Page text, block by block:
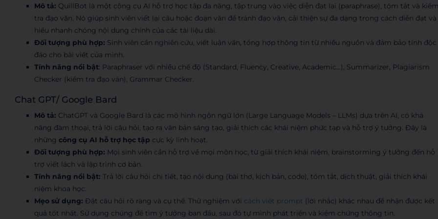
Mô tả: QuillBot là một công cụ AI hỗ trợ học tập đa năng, tập trung vào việc diễn đạt lại (paraphrase), tóm tắt và
tra đạo văn. Nó giúp sinh viên viết lại câu hoặc đoạn văn để tránh đạo văn, cải thiện sự đa dạng trong cách diễn đạt và
hiểu nhanh chóng nội dung chính của các tài liệu dài.
Đối tượng phù hợp: Sinh viên cần nghiên cứu, viết luận văn, tổng hợp thông tin từ nhiều nguồn và đảm bảo tính độc
đáo cho bài viết của mình.
Tính năng nổi bật: Paraphraser với nhiều chế độ (Standard, Fluency, Creative, Academic…), Summarizer, Plagiarism
Checker (kiểm tra đạo văn), Grammar Checker.
Chat GPT/ Google Bard
Mô tả: ChatGPT và Google Bard là các mô hình ngôn ngữ lớn (Large Language Models – LLMs) dựa trên AI, có khả
năng đàm thoại, trả lời câu hỏi, tạo ra văn bản sáng tạo, giải thích các khái niệm phức tạp và hỗ trợ ý tưởng. Đây là
những công cụ AI hỗ trợ học tập cực kỳ linh hoạt.
Đối tượng phù hợp: Mọi sinh viên cần hỗ trợ về mọi môn học, từ giải thích khái niệm, brainstorming ý tưởng đến hỗ
trợ viết lách và lập trình cơ bản.
Tính năng nổi bật: Trả lời câu hỏi chi tiết, tạo nội dung (bài thơ, kịch bản, code), tóm tắt, dịch thuật, giải thích khái
niệm khoa học.
Mẹo sử dụng: Đặt câu hỏi rõ ràng và cụ thể. Thử nghiệm với cách viết prompt (lời nhắc) khác nhau để nhận được kết
quả tốt nhất. Sử dụng chúng để tìm ý tưởng ban đầu, sau đó tự mình phát triển và kiểm chứng thông tin.